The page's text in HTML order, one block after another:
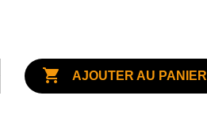
 AJOUTER AU PANIER